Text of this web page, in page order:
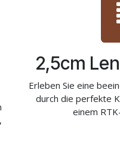
2,5cm
Erleben Sie eine
durch die perfekte
einem